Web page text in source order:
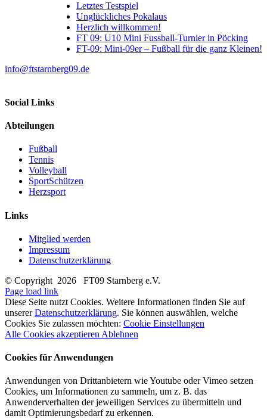
Letztes Testspiel
Unglückliches Pokalaus
Herzlich willkommen!
FT 09: U10 Mini Fussball-Turnier in Pöcking
FT-09: Mini-09er – Fußball für die ganz Kleinen!
info@ftstarnberg09.de
Social Links
Abteilungen
Fußball
Tennis
Volleyball
SportSchützen
Herzsport
Links
Mitglied werden
Impressum
Datenschutzerklärung
© Copyright 2026 FT09 Starnberg e.V.
Page load link
Diese Seite nutzt Cookies. Weitere Informationen finden Sie auf
unsererDatenschutzerklärung. Sie können auswählen, welche
Cookies Sie zulassen möchten: Cookie Einstellungen
Alle Cookies akzeptieren Ablehnen
Cookies für Anwendungen
Anwendungen von Drittanbietern wie Youtube oder Vimeo setzen
Cookies, um Informationen zu sammeln, um z. B. das
Anwenderverhalten der jeweiligen Services zu übermitteln und
damit Optimierungsbedarf zu erkennen.